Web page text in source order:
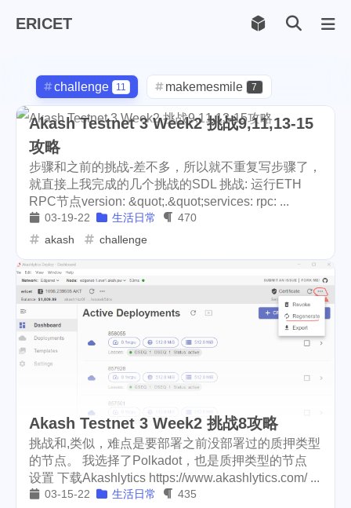
ERICET
makemesmile 7
life 599 photography 71
new-york
christmas 5 steem 38
checkin 1 daily 2
red-packet
gift 5 chinese new-year 6
1 lunar 2
oralb 1 basketball 10
1 lunch 4
projector 1 massage
band 2 concert 1
money-tree 1 visa 1
challenge 11
Akash Testnet 3 Week2 挑战9,11,13-15
攻略
步骤和之前的挑战-差不多，所以就不重复写步骤了，
就直接上我完成的几个挑战的SDL 挑战: 运行ETH
RPC节点version: &quot;.&quot;services: rpc: ...
03-19-22 生活日常
470
akash
challenge
Akash Testnet 3 Week2 挑战8攻略
挑战和,类似，难点是要部署之前没部署过的质押类型
的节点。 我选择了Polkadot，也是质押类型的节点
设置 下载Akashlytics https://www.akashlytics.com/ ...
03-15-22 生活日常
435